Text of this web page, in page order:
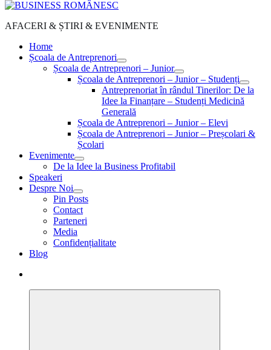
AFACERI & ȘTIRI & EVENIMENTE
Home
Școala de Antreprenori
Școala de Antreprenori – Junior
Școala de Antreprenori – Junior – Studenți
Antreprenoriat în rândul Tinerilor: De la
Idee la Finanțare – Studenți Medicină
Generală
Școala de Antreprenori – Junior – Elevi
Școala de Antreprenori – Junior – Preșcolari &
Școlari
Evenimente
De la Idee la Business Profitabil
Speakeri
Despre Noi
Pin Posts
Contact
Parteneri
Media
Confidențialitate
Blog